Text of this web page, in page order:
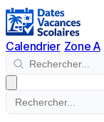
Calendrier Zone A